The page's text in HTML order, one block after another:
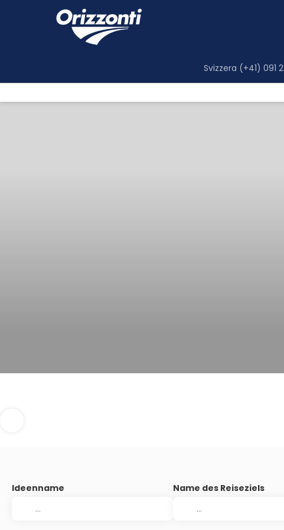
Svizzera (+41) 091
Ideenname Name des Reiseziels